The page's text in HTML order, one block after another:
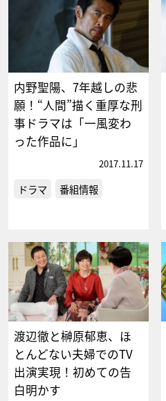
内野聖陽、7年越しの悲
願！“人間”描く重厚な刑
事ドラマは「一風変わ
った作品に」
2017.11.17
ドラマ 番組情報
渡辺徹と榊原郁恵、ほ
とんどない夫婦でのTV
出演実現！初めての告
白明かす